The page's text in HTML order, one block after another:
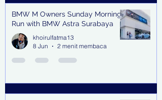
BMW M Owners Sunday Morning
Run with BMW Astra Surabaya
khoirulfatma13
8 Jun
2 menit membaca